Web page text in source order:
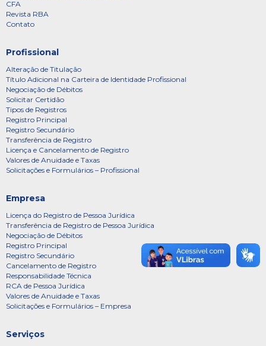
CFA
Revista RBA
Contato
Profissional
Alteração de Titulação
Título Adicional na Carteira de Identidade Profissional
Negociação de Débitos
Solicitar Certidão
Tipos de Registros
Registro Principal
Registro Secundário
Transferência de Registro
Licença e Cancelamento de Registro
Valores de Anuidade e Taxas
Solicitações e Formulários – Profissional
Empresa
Licença do Registro de Pessoa Jurídica
Transferência de Registro de Pessoa Jurídica
Negociação de Débitos
Registro Principal
Registro Secundário
Cancelamento de Registro
Responsabilidade Técnica
RCA de Pessoa Jurídica
Valores de Anuidade e Taxas
Solicitações e Formulários – Empresa
Serviços